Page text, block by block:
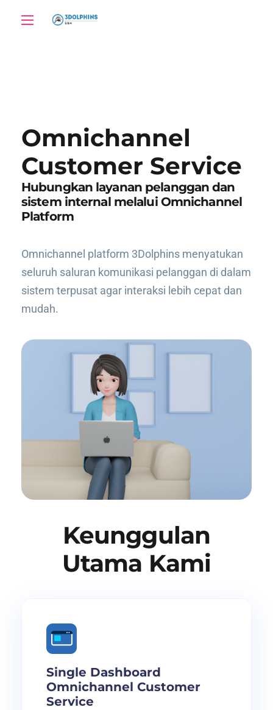
Omnichannel
Customer Service
Hubungkan layanan pelanggan dan
sistem internal melalui Omnichannel
Platform
Omnichannel platform 3Dolphins menyatukan
seluruh saluran komunikasi pelanggan di dalam
sistem terpusat agar interaksi lebih cepat dan
mudah.
Keunggulan
Utama Kami
Single Dashboard
Omnichannel Customer
Service